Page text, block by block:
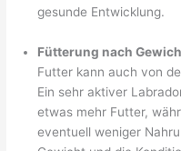
gesunde Entwicklung.
Fütterung nach
Futter kann auch von
Ein sehr aktiver
etwas mehr Futter,
eventuell weniger